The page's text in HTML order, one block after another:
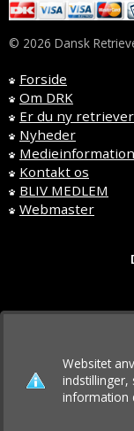
© 2026 Dansk
Forside
Om DRK
Er du ny
Nyheder
Medieinformation
Kontakt os
BLIV MEDLEM
Webmaster
Websitet
indstillinger,
information